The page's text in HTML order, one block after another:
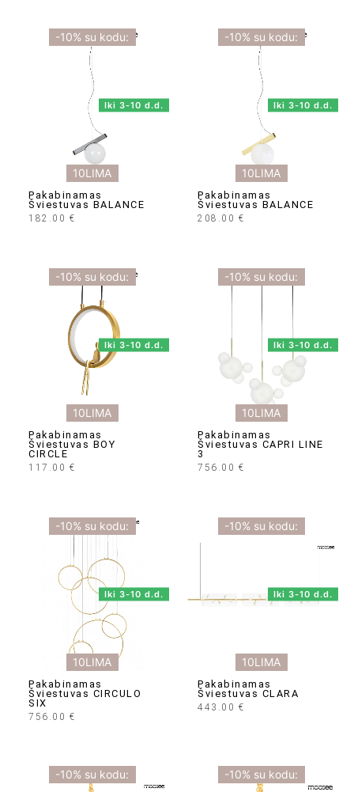
10LIMA
-10% su kodu:
Iki 3-10 d.d.
Pakabinamas
Šviestuvas BALANCE
182.00 €
10LIMA
-10% su kodu:
Iki 3-10 d.d.
Pakabinamas
Šviestuvas BALANCE
208.00 €
10LIMA
-10% su kodu:
Iki 3-10 d.d.
Pakabinamas
Šviestuvas BOY
CIRCLE
117.00 €
10LIMA
-10% su kodu:
Iki 3-10 d.d.
Pakabinamas
Šviestuvas CAPRI LINE
3
756.00 €
10LIMA
-10% su kodu:
Iki 3-10 d.d.
Pakabinamas
Šviestuvas CIRCULO
SIX
756.00 €
10LIMA
-10% su kodu:
Iki 3-10 d.d.
Pakabinamas
Šviestuvas CLARA
443.00 €
-10% su kodu: -10% su kodu: